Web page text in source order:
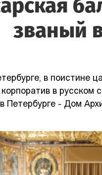
званый
в поистине
в русском
Петербурге - Дом